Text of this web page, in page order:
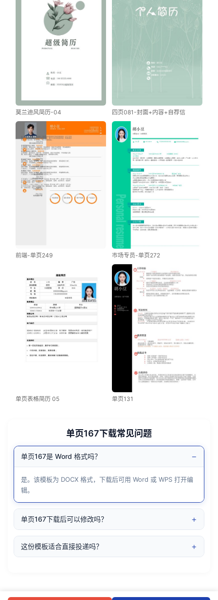
莫兰迪风简历-04 四页081-封面+内容+自荐信
前端-单页249 市场专员-单页272
单页表格简历 05 单页131
单页167下载常见问题
单页167是 Word 格式吗？ −
是。该模板为 DOCX 格式，下载后可用 Word 或 WPS 打开编
辑。
单页167下载后可以修改吗？ +
这份模板适合直接投递吗？ +